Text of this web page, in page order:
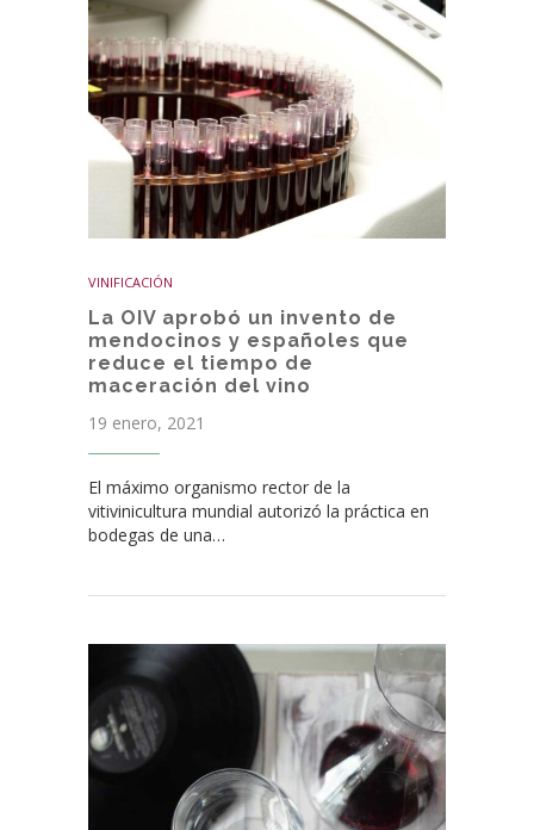
VINIFICACIÓN
La OIV aprobó un invento de
mendocinos y españoles que
reduce el tiempo de
maceración del vino
19 enero, 2021
El máximo organismo rector de la
vitivinicultura mundial autorizó la práctica en
bodegas de una…